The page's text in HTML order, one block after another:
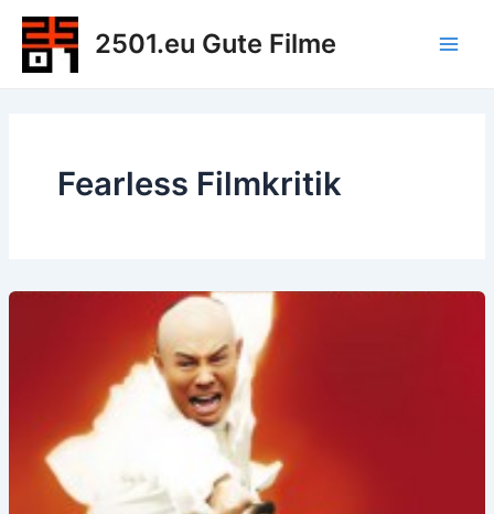
Zum
Inhalt
springen
2501.eu Gute Filme
Fearless Filmkritik